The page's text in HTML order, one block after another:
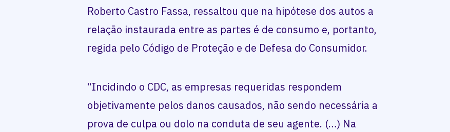
Roberto Castro Fassa, ressaltou que na hipótese dos autos a
relação instaurada entre as partes é de consumo e, portanto,
regida pelo Código de Proteção e de Defesa do Consumidor.
“Incidindo o CDC, as empresas requeridas respondem
objetivamente pelos danos causados, não sendo necessária a
prova de culpa ou dolo na conduta de seu agente. (…) Na